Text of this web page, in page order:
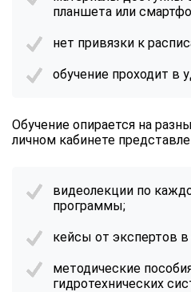
планшета или
нет привязки к
обучение проходит в
Обучение опирается на
личном кабинете
видеолекции по
программы;
кейсы от экспертов
методические
гидротехнических